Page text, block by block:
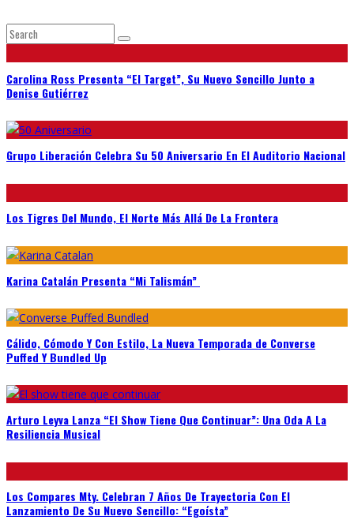
Carolina Ross Presenta “El Target”, Su Nuevo Sencillo Junto a
Denise Gutiérrez
Grupo Liberación Celebra Su 50 Aniversario En El Auditorio Nacional
Los Tigres Del Mundo, El Norte Más Allá De La Frontera
Karina Catalán Presenta “Mi Talismán”
Cálido, Cómodo Y Con Estilo, La Nueva Temporada de Converse
Puffed Y Bundled Up
Arturo Leyva Lanza “El Show Tiene Que Continuar”: Una Oda A La
Resiliencia Musical
Los Compares Mty. Celebran 7 Años De Trayectoria Con El
Lanzamiento De Su Nuevo Sencillo: “Egoísta”